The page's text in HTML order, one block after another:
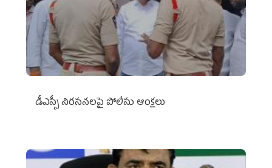
డీఎస్సీ నిరసనలపై పోలీసు ఆంక్షలు